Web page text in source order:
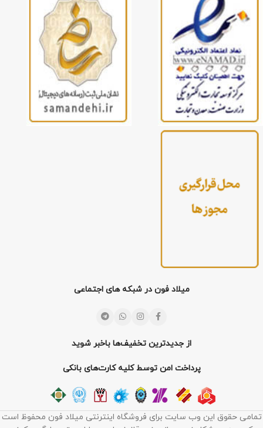
میلاد فون در شبکه های اجتماعی
از جدیدترین تخفیف‌ها باخبر شوید
پرداخت امن توسط کلیه کارت‌های بانکی
تمامی حقوق این وب سایت برای فروشگاه اینترنتی میلاد فون محفوظ است